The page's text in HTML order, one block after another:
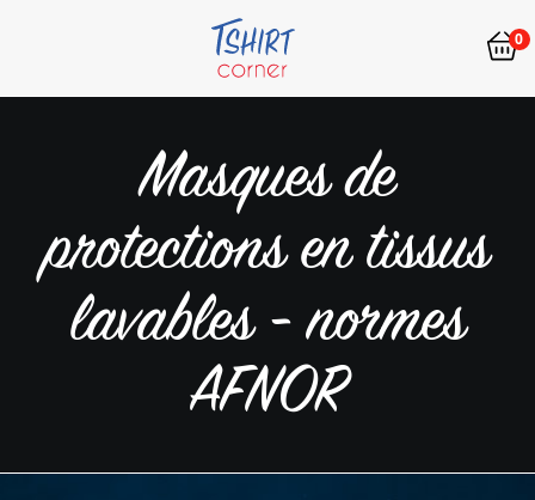
0
Masques de
protections en tissus
lavables - normes
AFNOR